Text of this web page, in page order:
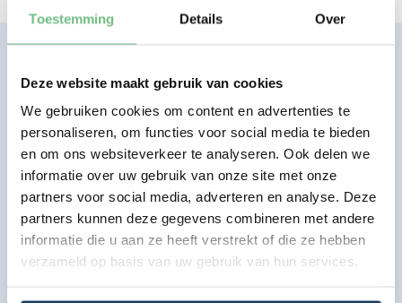
Toestemming Details Over
Deze website maakt gebruik van cookies
We gebruiken cookies om content en advertenties te
personaliseren, om functies voor social media te bieden
en om ons websiteverkeer te analyseren. Ook delen we
informatie over uw gebruik van onze site met onze
partners voor social media, adverteren en analyse. Deze
partners kunnen deze gegevens combineren met andere
informatie die u aan ze heeft verstrekt of die ze hebben
verzameld op basis van uw gebruik van hun services.
Eenvoudig, transparant, vertrouwd.
Bekijk lease aanbod